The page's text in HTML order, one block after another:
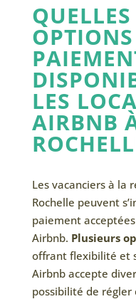
LES
AIRBNB
Les vacanciers à la
Rochelle peuvent
paiement
Airbnb. Plusieurs
offrant flexibilité et
Airbnb accepte
possibilité de régler